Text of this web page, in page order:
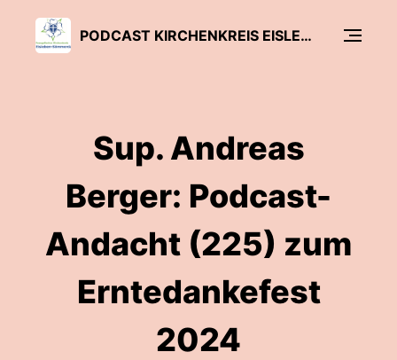
PODCAST KIRCHENKREIS EISLEBEN-SÖMMERDA
Sup. Andreas
Berger: Podcast-
Andacht (225) zum
Erntedankefest
2024